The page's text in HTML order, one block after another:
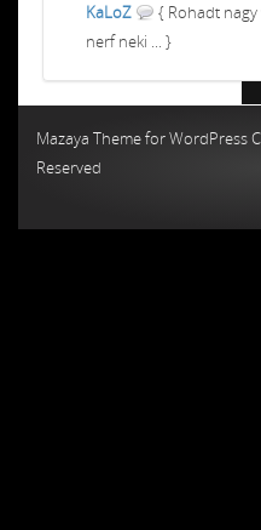
KaLoZ
{ Rohadt nagy
nerf neki ... }
Mazaya Theme for WordPress
Reserved